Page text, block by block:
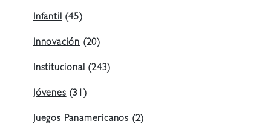
Infantil(45)
Innovación (20)
Institucional(243)
Jóvenes(31)
Juegos Panamericanos (2)